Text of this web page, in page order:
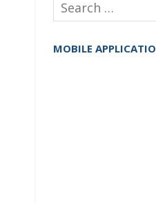
Search
for:
MOBILE